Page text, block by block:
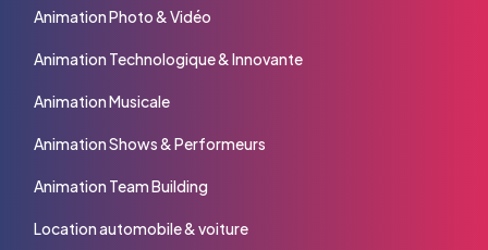
Animation Photo & Vidéo
Animation Technologique & Innovante
Animation Musicale
Animation Shows & Performeurs
Animation Team Building
Location automobile & voiture